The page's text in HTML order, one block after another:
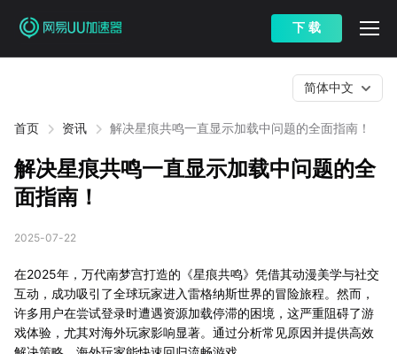
下 载
首页 资讯 解决星痕共鸣一直显示加载中问题的全面指南！
简体中文
解决星痕共鸣一直显示加载中问题的全
面指南！
2025-07-22
在2025年，万代南梦宫打造的《星痕共鸣》凭借其动漫美学与社交
互动，成功吸引了全球玩家进入雷格纳斯世界的冒险旅程。然而，
许多用户在尝试登录时遭遇资源加载停滞的困境，这严重阻碍了游
戏体验，尤其对海外玩家影响显著。通过分析常见原因并提供高效